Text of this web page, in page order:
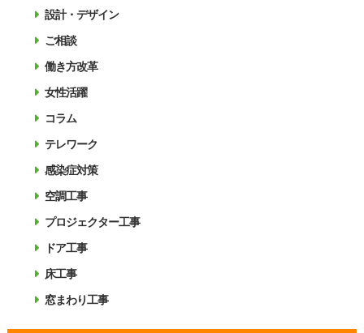
設計・デザイン
ご相談
働き方改革
女性活躍
コラム
テレワーク
感染症対策
空調工事
プロジェクター工事
ドア工事
床工事
窓まわり工事